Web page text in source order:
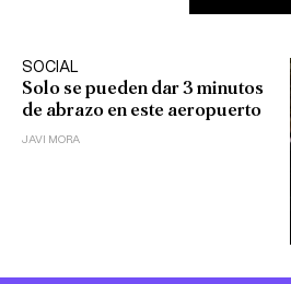
SOCIAL
Solo se pueden dar 3 minutos
de abrazo en este aeropuerto
JAVI MORA